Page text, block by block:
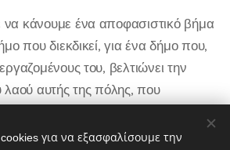
κάνουμε ένα αποφασιστικό βήμα
που διεκδικεί, για ένα δήμο που,
του, βελτιώνει την
λαού αυτής της πόλης, που
βήμα. Καλούμε τον κόσμο να το
για να εξασφαλίσουμε την